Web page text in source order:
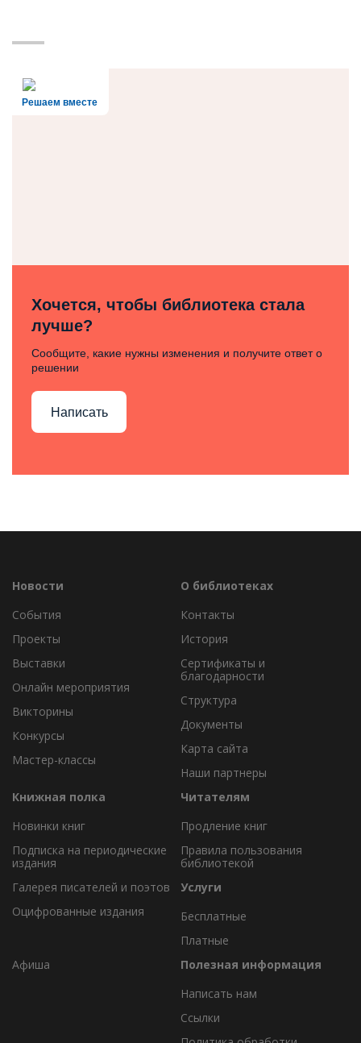
Решаем вместе
Хочется, чтобы библиотека стала
лучше?
Сообщите, какие нужны изменения и получите ответ о
решении
Написать
Новости
События
Проекты
Выставки
Онлайн мероприятия
Викторины
Конкурсы
Мастер-классы
О библиотеках
Контакты
История
Сертификаты и
благодарности
Структура
Документы
Карта сайта
Наши партнеры
Книжная полка
Новинки книг
Подписка на периодические
издания
Галерея писателей и поэтов
Оцифрованные издания
Читателям
Продление книг
Правила пользования
библиотекой
Услуги
Бесплатные
Платные
Афиша
Полезная информация
Написать нам
Ссылки